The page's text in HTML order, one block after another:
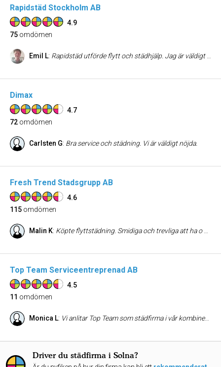
Rapidstäd Stockholm AB
4.9
75 omdömen
Emil L: Rapidstäd utförde flytt och städhjälp. Jag är väldigt nöjd med deras jobb. Mycket bra bemötande
Dimax
4.7
72 omdömen
Carlsten G: Bra service och städning. Vi är väldigt nöjda.
Fresh Trend Stadsgrupp AB
4.6
115 omdömen
Malin K: Köpte flyttstädning. Smidiga och trevliga att ha o göra med.
Top Team Serviceentreprenad AB
4.5
11 omdömen
Monica L: Vi anlitar Top Team som städfirma i vår kombinerade konferenslokal och festvåning. Pålitliga, prisvärda och smidiga sammanfattar min uppfattning om dem. Har aldrig tidigare haft en firma med personal som är så trevlig, flexibel och personlig i sitt bemötande. Vi har hittat ett arbetssätt tillsammans - där de haft en aktiv roll - som är anpassat till vår verksamhet vilket är guld värt! Vi är mycket nöjda och rekommenderar gärna Top Team till andra! De är på god väg att uppnå betyget "Utmärkt", är säker på att det kommer inom kort.
Driver du städfirma i Solna?